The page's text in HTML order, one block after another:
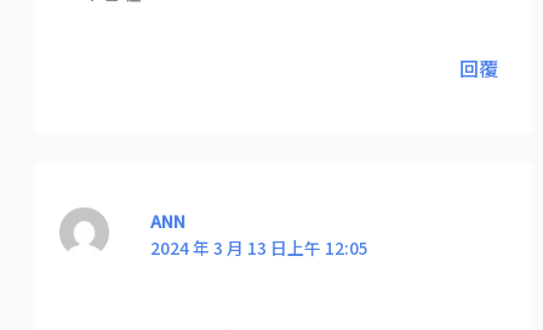
回覆
ANN
2024 年 3 月 13 日上午 12:05